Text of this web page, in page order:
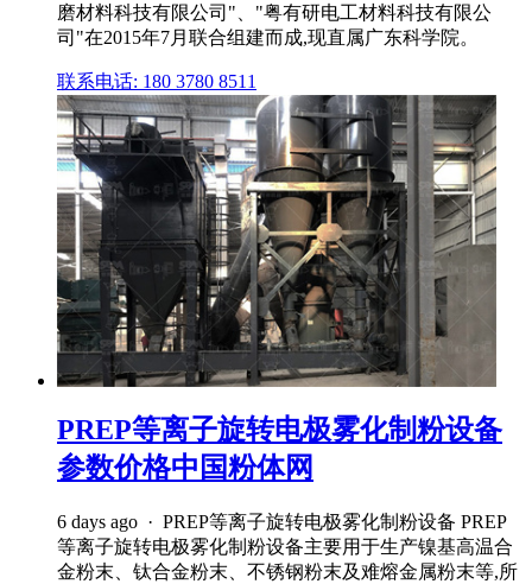
磨材料科技有限公司"、"粤有研电工材料科技有限公
司"在2015年7月联合组建而成,现直属广东科学院。
联系电话: 180 3780 8511
PREP等离子旋转电极雾化制粉设备
参数价格中国粉体网
6 days ago · PREP等离子旋转电极雾化制粉设备 PREP
等离子旋转电极雾化制粉设备主要用于生产镍基高温合
金粉末、钛合金粉末、不锈钢粉末及难熔金属粉末等,所